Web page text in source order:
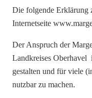
Die folgende Erklärung
Internetseite
Der Anspruch der
Landkreises Oberhavel
gestalten und für viele
nutzbar zu machen.